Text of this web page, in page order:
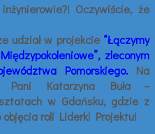
Oczywiście, że
udział w projekcie “Łączymy
zleconym
Pomorskiego.Na
Katarzyna Buła –
w Gdańsku, gdzie z
objęcia roli Liderki Projektu!